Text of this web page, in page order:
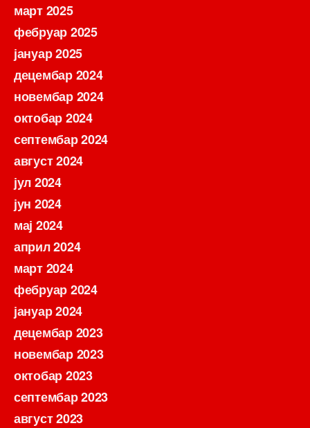
март 2025
фебруар 2025
јануар 2025
децембар 2024
новембар 2024
октобар 2024
септембар 2024
август 2024
јул 2024
јун 2024
мај 2024
април 2024
март 2024
фебруар 2024
јануар 2024
децембар 2023
новембар 2023
октобар 2023
септембар 2023
август 2023